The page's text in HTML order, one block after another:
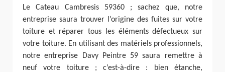
Le Cateau Cambresis 59360 ; sachez que, notre
entreprise saura trouver l’origine des fuites sur votre
toiture et réparer tous les éléments défectueux sur
votre toiture. En utilisant des matériels professionnels,
notre entreprise Davy Peintre 59 saura remettre à
neuf votre toiture ; c’est-à-dire : bien étanche,